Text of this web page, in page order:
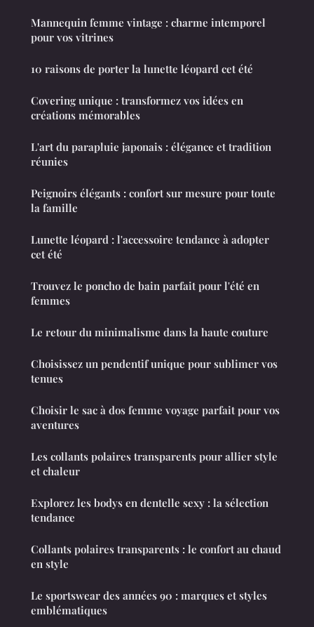
Mannequin femme vintage : charme intemporel
pour vos vitrines
10 raisons de porter la lunette léopard cet été
Covering unique : transformez vos idées en
créations mémorables
L'art du parapluie japonais : élégance et tradition
réunies
Peignoirs élégants : confort sur mesure pour toute
la famille
Lunette léopard : l'accessoire tendance à adopter
cet été
Trouvez le poncho de bain parfait pour l'été en
femmes
Le retour du minimalisme dans la haute couture
Choisissez un pendentif unique pour sublimer vos
tenues
Choisir le sac à dos femme voyage parfait pour vos
aventures
Les collants polaires transparents pour allier style
et chaleur
Explorez les bodys en dentelle sexy : la sélection
tendance
Collants polaires transparents : le confort au chaud
en style
Le sportswear des années 90 : marques et styles
emblématiques